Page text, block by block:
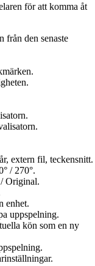
för att komma åt
den senaste
extern fil, teckensnitt.
/ 270°.
Original.
enhet.
uppspelning.
kön som en ny